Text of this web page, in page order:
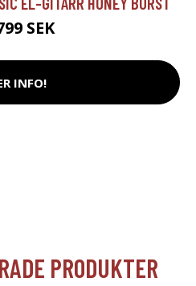
SEK
INFO!
PRODUKTER